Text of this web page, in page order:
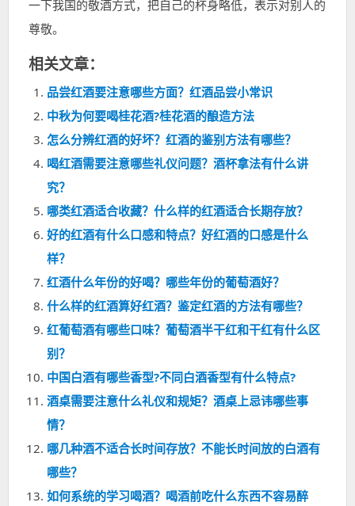
一下我国的敬酒方式，把自己的杯身略低，表示对别人的
尊敬。
相关文章：
品尝红酒要注意哪些方面？红酒品尝小常识
中秋为何要喝桂花酒?桂花酒的酿造方法
怎么分辨红酒的好坏？红酒的鉴别方法有哪些？
喝红酒需要注意哪些礼仪问题？酒杯拿法有什么讲
究？
哪类红酒适合收藏？什么样的红酒适合长期存放？
好的红酒有什么口感和特点？好红酒的口感是什么
样？
红酒什么年份的好喝？哪些年份的葡萄酒好？
什么样的红酒算好红酒？鉴定红酒的方法有哪些？
红葡萄酒有哪些口味？葡萄酒半干红和干红有什么区
别？
中国白酒有哪些香型?不同白酒香型有什么特点?
酒桌需要注意什么礼仪和规矩？酒桌上忌讳哪些事
情？
哪几种酒不适合长时间存放？不能长时间放的白酒有
哪些？
如何系统的学习喝酒？喝酒前吃什么东西不容易醉